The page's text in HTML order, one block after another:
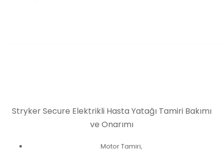
Stryker Secure Elektrikli Hasta Yatağı Tamiri Bakımı
ve Onarımı
Motor Tamiri,